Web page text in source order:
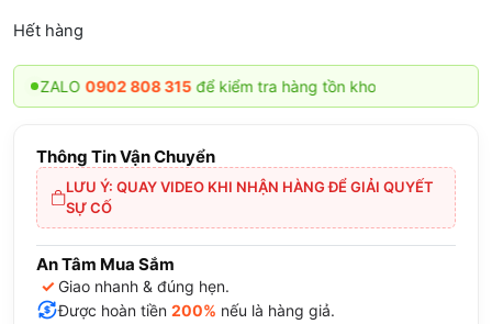
Hết hàng
0902 808 315để kiểm tra hàng tồn kho
Thông Tin Vận Chuyển
LƯU Ý: QUAY VIDEO KHI NHẬN HÀNG ĐỂ GIẢI QUYẾT
SỰ CỐ
An Tâm Mua Sắm
✓ Giao nhanh & đúng hẹn.
Được hoàn tiền 200% nếu là hàng giả.